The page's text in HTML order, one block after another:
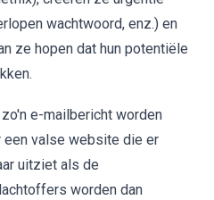
wachtwoord, enz.) en
ze hopen dat hun potentiële
e-mailbericht worden
valse website die er
uitziet als de
worden dan